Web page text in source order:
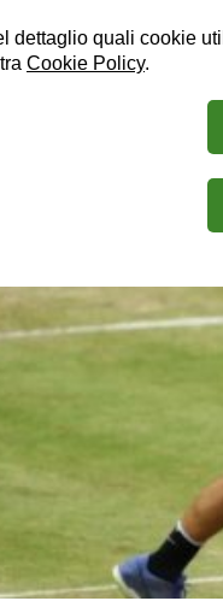
Blando
Roger Federer
dettaglio quali cookie
Cookie Policy.